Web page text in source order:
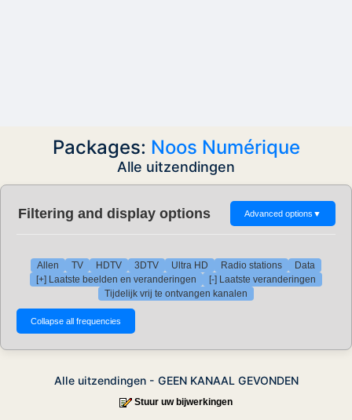
Packages: Noos Numérique
Alle uitzendingen
Filtering and display options Advanced options ▼
Allen TV HDTV 3DTV Ultra HD Radio stations
Data
[+] Laatste beelden en veranderingen
[-] Laatste veranderingen
Tijdelijk vrij te ontvangen kanalen
Alle uitzendingen - GEEN KANAAL GEVONDEN
Stuur uw bijwerkingen